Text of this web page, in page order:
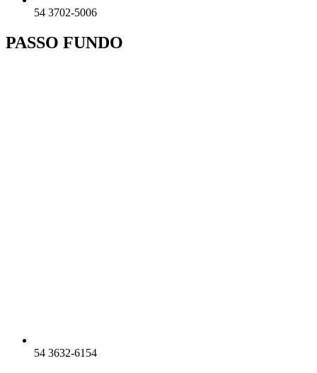
54 3702-5006
PASSO FUNDO
54 3632-6154